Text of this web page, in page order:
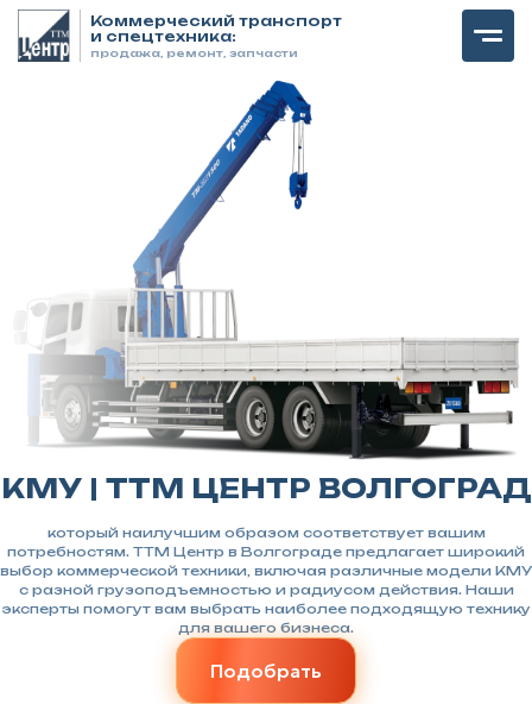
Коммерческий транспорт
и спецтехника:
продажа, ремонт, запчасти
КМУ | ТТМ ЦЕНТР ВОЛГОГРАД
который наилучшим образом соответствует вашим
потребностям. TTM Центр в Волгограде предлагает широкий
выбор коммерческой техники, включая различные модели КМУ
с разной грузоподъемностью и радиусом действия. Наши
эксперты помогут вам выбрать наиболее подходящую технику
для вашего бизнеса.
Подобрать